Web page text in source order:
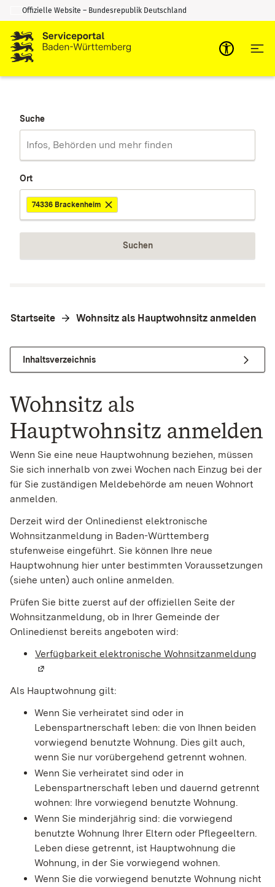
Zum Inhalt springen
Zur Suche springen
Offizielle Website – Bundesrepublik Deutschland
Suche
Ort
74336 Brackenheim
Suchen
Startseite Wohnsitz als Hauptwohnsitz anmelden
Inhaltsverzeichnis
Wohnsitz als
Hauptwohnsitz anmelden
Wenn Sie eine neue Hauptwohnung beziehen, müssen
Sie sich innerhalb von zwei Wochen nach Einzug bei der
für Sie zuständigen Meldebehörde am neuen Wohnort
anmelden.
Derzeit wird der Onlinedienst elektronische
Wohnsitzanmeldung in Baden-Württemberg
stufenweise eingeführt. Sie können Ihre neue
Hauptwohnung hier unter bestimmten Voraussetzungen
(siehe unten) auch online anmelden.
Prüfen Sie bitte zuerst auf der offiziellen Seite der
Wohnsitzanmeldung, ob in Ihrer Gemeinde der
Onlinedienst bereits angeboten wird:
Verfügbarkeit elektronische Wohnsitzanmeldung
Als Hauptwohnung gilt:
Wenn Sie verheiratet sind oder in
Lebenspartnerschaft leben: die von Ihnen beiden
vorwiegend benutzte Wohnung. Dies gilt auch,
wenn Sie nur vorübergehend getrennt wohnen.
Wenn Sie verheiratet sind oder in
Lebenspartnerschaft leben und dauernd getrennt
wohnen: Ihre vorwiegend benutzte Wohnung.
Wenn Sie minderjährig sind: die vorwiegend
benutzte Wohnung Ihrer Eltern oder Pflegeeltern.
Leben diese getrennt, ist Hauptwohnung die
Wohnung, in der Sie vorwiegend wohnen.
Wenn Sie die vorwiegend benutzte Wohnung nicht